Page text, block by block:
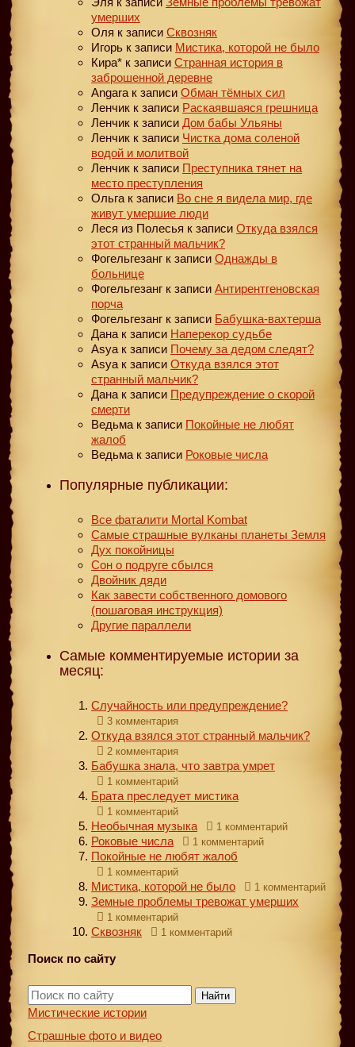
умерших
Оля к записи Сквозняк
Игорь к записи Мистика, которой не было
Кира* к записи Странная история в
заброшенной деревне
Angara к записи Обман тёмных сил
Ленчик к записи Раскаявшаяся грешница
Ленчик к записи Дом бабы Ульяны
Ленчик к записи Чистка дома соленой
водой и молитвой
Ленчик к записи Преступника тянет на
место преступления
Ольга к записи Во сне я видела мир, где
живут умершие люди
Леся из Полесья к записи Откуда взялся
этот странный мальчик?
Фогельгезанг к записи Однажды в
больнице
Фогельгезанг к записи Антирентгеновская
порча
Фогельгезанг к записи Бабушка-вахтерша
Дана к записи Наперекор судьбе
Asya к записи Почему за дедом следят?
Asya к записи Откуда взялся этот
странный мальчик?
Дана к записи Предупреждение о скорой
смерти
Ведьма к записи Покойные не любят
жалоб
Ведьма к записи Роковые числа
Популярные публикации:
Все фаталити Mortal Kombat
Самые страшные вулканы планеты Земля
Дух покойницы
Сон о подруге сбылся
Двойник дяди
Как завести собственного домового
(пошаговая инструкция)
Другие параллели
Самые комментируемые истории за
месяц:
Случайность или предупреждение?
3 комментария
Откуда взялся этот странный мальчик?
2 комментария
Бабушка знала, что завтра умрет
1 комментарий
Брата преследует мистика
1 комментарий
Необычная музыка 1 комментарий
Роковые числа 1 комментарий
Покойные не любят жалоб
1 комментарий
Мистика, которой не было 1 комментарий
Земные проблемы тревожат умерших
1 комментарий
Сквозняк 1 комментарий
Поиск по сайту
Найти
Мистические истории
Страшные фото и видео